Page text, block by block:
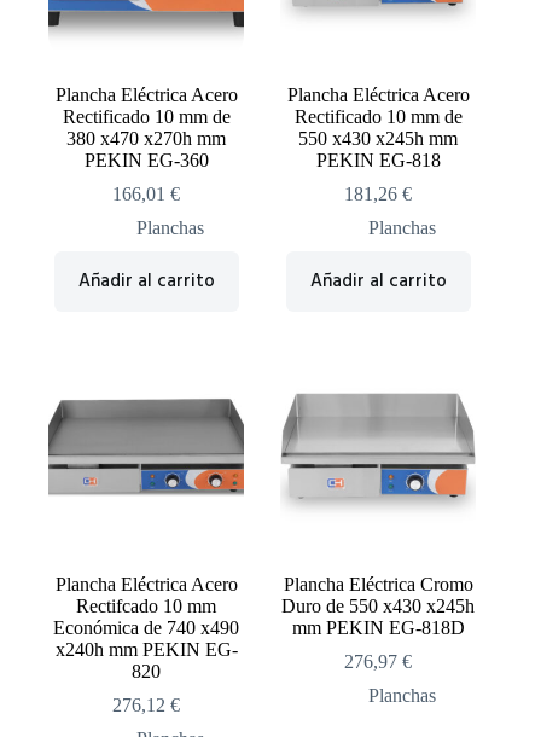
Plancha Eléctrica Acero
Rectificado 10 mm de
380 x470 x270h mm
PEKIN EG-360
166,01€
Planchas
Añadir al carrito
Plancha Eléctrica Acero
Rectificado 10 mm de
550 x430 x245h mm
PEKIN EG-818
181,26€
Planchas
Añadir al carrito
Plancha Eléctrica Acero
Rectifcado 10 mm
Económica de 740 x490
x240h mm PEKIN EG-
820
276,12€
Plancha Eléctrica Cromo
Duro de 550 x430 x245h
mm PEKIN EG-818D
276,97€
Planchas